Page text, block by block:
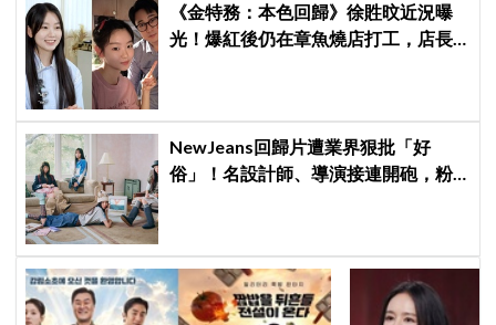
《金特務：本色回歸》徐貹旼近況曝
光！爆紅後仍在章魚燒店打工，店長
NewJeans回歸片遭業界狠批「好
俗」！名設計師、導演接連開砲，粉